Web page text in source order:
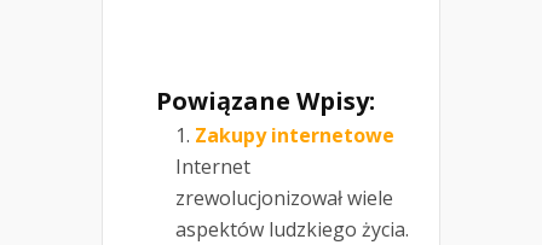
Powiązane Wpisy:
Zakupy internetowe
Internet
zrewolucjonizował wiele
aspektów ludzkiego życia.